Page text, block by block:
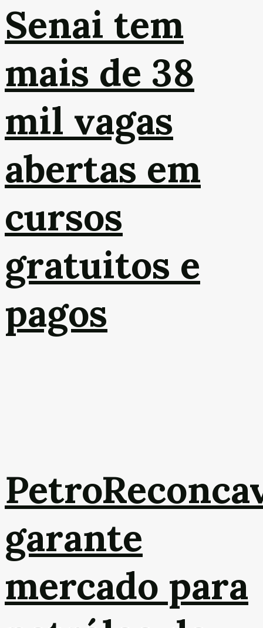
Senai tem
mais de 38
mil vagas
abertas em
cursos
gratuitos e
pagos
garante
mercado para